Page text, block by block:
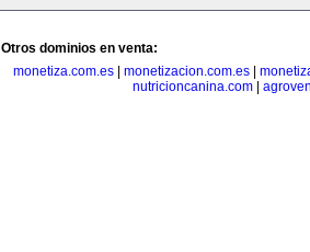
Otros dominios en venta:
monetiza.com.es| monetizacion.com.es|
nutricioncanina.com